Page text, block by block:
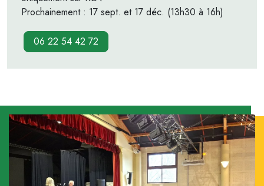
Prochainement : 17 sept. et 17 déc. (13h30 à 16h)
06 22 54 42 72